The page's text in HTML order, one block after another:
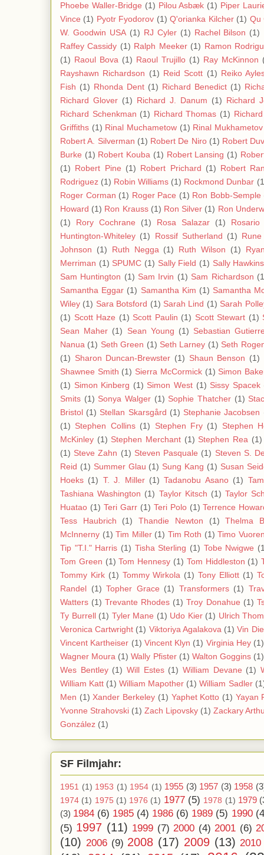
Phoebe Waller-Bridge (1) Pilou Asbæk (1) Piper
Vince (1) Pyotr Fyodorov (1) Q'orianka Kilcher (1) Qu
W. Goodwin USA (1) RJ Cyler (1) Rachel Bilson (1)
Raffey Cassidy (1) Ralph Meeker (1) Ramon
(1) Raoul Bova (1) Raoul Trujillo (1) Ray McKinnon
Rayshawn Richardson (1) Reid Scott (1) Reiko
Fish (1) Rhonda Dent (1) Richard Benedict (1)
Richard Glover (1) Richard J. Danum (1)
Richard
Richard Schenkman (1) Richard Thomas (1)
Griffiths (1) Rinal Muchametow (1) Rinal Mukhametov
Robert A. Silverman (1) Robert De Niro (1) Robert
Burke (1) Robert Kouba (1) Robert Lansing (1)
(1)
Robert Pine (1) Robert Prichard (1)
Robert
Rodriguez (1) Robin Williams (1) Rockmond Dunbar
Roger Corman (1) Roger Pace (1) Ron Bobb-Semple
Howard (1) Ron Krauss (1) Ron Silver (1) Ron
(1)
Rory Cochrane (1) Rosa Salazar (1)
Rosario
Huntington-Whiteley (1) Rossif Sutherland (1)
Johnson
(1) Ruth Negga (1) Ruth Wilson (1)
Merriman (1) SPUMC (1) Sally Field (1) Sally Hawkins
Sam Huntington (1) Sam Irvin (1) Sam Richardson
Samantha Eggar (1) Samantha Kim (1) Samantha
Wiley (1) Sara Botsford (1) Sarah Lind (1) Sarah
(1) Scott Haze (1) Scott Paulin (1) Scott Stewart (1)
Sean Maher (1) Sean Young (1) Sebastian
Nanua (1) Seth Green (1) Seth Larney (1) Seth
(1) Sharon Duncan-Brewster (1) Shaun Benson (1)
Shawnee Smith (1) Sierra McCormick (1) Simon
(1) Simon Kinberg (1) Simon West (1) Sissy Spacek
Smits (1) Sonya Walger (1) Sophie Thatcher (1)
Bristol (1) Stellan Skarsgård (1) Stephanie Jacobsen
(1) Stephen Collins (1) Stephen Fry (1)
Stephen
McKinley (1) Stephen Merchant (1) Stephen Rea (1)
(1) Steve Zahn (1) Steven Pasquale (1) Steven S.
Reid (1) Summer Glau (1) Sung Kang (1) Susan
Hoeks (1) T. J. Miller (1) Tadanobu Asano (1)
Tashiana Washington (1) Taylor Kitsch (1) Taylor
Huatao (1) Teri Garr (1) Teri Polo (1) Terrence
Tess Haubrich
(1) Thandie Newton (1)
Thelma
McInnerny (1) Tim Miller (1) Tim Roth (1) Timo
Tip "T.I." Harris (1) Tisha Sterling (1) Tobe Nwigwe
Tom Green (1) Tom Hennesy (1) Tom Hiddleston (1)
Tommy Kirk (1) Tommy Wirkola (1) Tony Elliott (1)
Randel
(1) Topher Grace (1) Transformers (1)
Watters (1) Trevante Rhodes (1) Troy Donahue (1)
Ty Burrell
(1) Tyler Mane (1) Udo Kier (1) Ulrich
Veronica Cartwright (1) Viktoriya Agalakova (1) Vin
Vincent Kartheiser (1) Vincent Klyn (1) Virginia Hey (1)
Wagner Moura (1) Wally Pfister (1) Walton Goggins (1)
Wes Bentley (1) Will Estes (1) William Devane (1)
William Katt (1) William Mapother (1) William Sadler
Men (1) Xander Berkeley (1) Yaphet Kotto (1) Yayan
Yvonne Strahovski (1) Zach Lipovsky (1) Zackary
González (1)
SF Filmjahr:
1951 (1) 1953 (1) 1954 (1) 1955 (3) 1957 (3) 1958
1974 (1) 1975 (1) 1976 (1) 1977 (5) 1978 (1) 1979
(3) 1984 (6) 1985 (4) 1986 (6) 1989 (5) 1990
(5) 1997 (11) 1999 (7) 2000 (4) 2001 (6)
(10) 2006 (9) 2008 (17) 2009 (13) 2010